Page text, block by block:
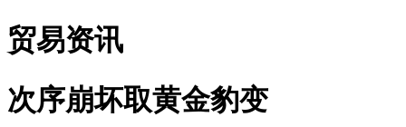
贸易资讯
次序崩坏取黄金豹变